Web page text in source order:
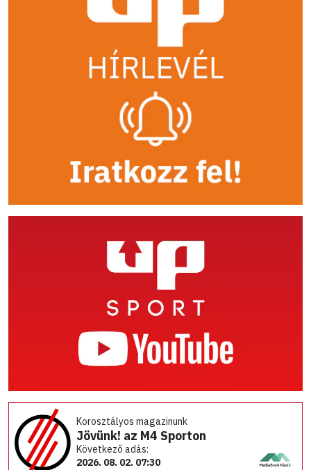
Korosztályos magazinunk
Jövünk! az M4 Sporton
Következő adás:
2026. 08. 02. 07:30